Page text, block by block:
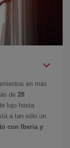
en más
de 28
lujo hasta
a tan sólo un
con Iberia y